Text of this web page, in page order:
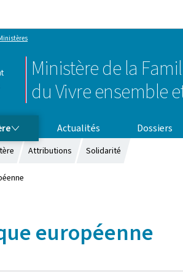
Ministère de la
du Vivre ensemble
Actualités Dossiers
Attributions Solidarité
européenne